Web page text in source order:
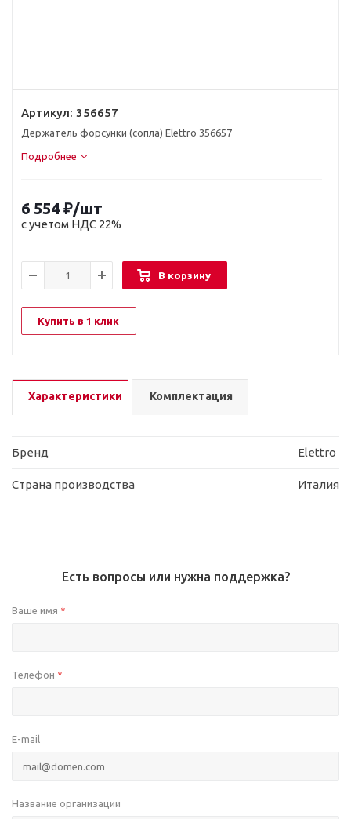
Артикул: 356657
Держатель форсунки (сопла) Elettro 356657
Подробнее
6 554 ₽/шт
с учетом НДС 22%
В корзину
Купить в 1 клик
Характеристики Комплектация
Бренд Elettro
Страна производства Италия
Есть вопросы или нужна поддержка?
Ваше имя *
Телефон *
E-mail
Название организации